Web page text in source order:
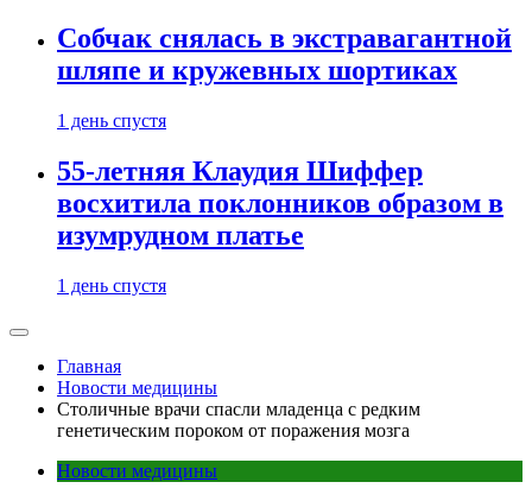
Собчак снялась в экстравагантной
шляпе и кружевных шортиках
1 день спустя
55-летняя Клаудия Шиффер
восхитила поклонников образом в
изумрудном платье
1 день спустя
Главная
Новости медицины
Столичные врачи спасли младенца с редким
генетическим пороком от поражения мозга
Новости медицины